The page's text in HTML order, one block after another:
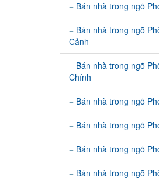
Bán nhà trong ngõ
Bán nhà trong ngõ
Cảnh
Bán nhà trong ngõ
Chính
Bán nhà trong ngõ
Bán nhà trong ngõ
Bán nhà trong ngõ
Bán nhà trong ngõ